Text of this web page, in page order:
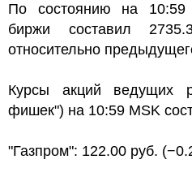
По состоянию на 10:59
биржи составил
относительно
Курсы акций ведущих
фишек") на 10:59 MSK
"Газпром": 122.00 руб.